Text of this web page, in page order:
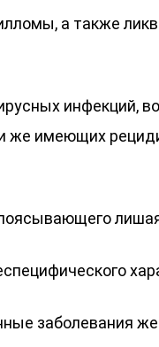
а также
инфекций,
же имеющих
заболевания